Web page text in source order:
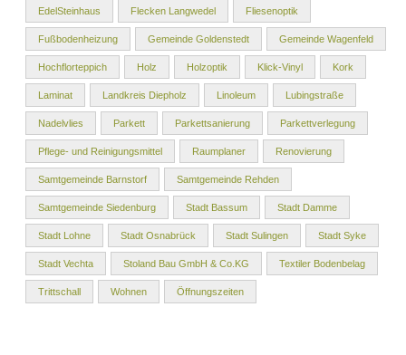
EdelSteinhaus Flecken Langwedel Fliesenoptik
Fußbodenheizung Gemeinde Goldenstedt Gemeinde Wagenfeld
Hochflorteppich Holz Holzoptik Klick-Vinyl Kork
Laminat Landkreis Diepholz Linoleum Lubingstraße
Nadelvlies Parkett Parkettsanierung Parkettverlegung
Pflege- und Reinigungsmittel Raumplaner Renovierung
Samtgemeinde Barnstorf Samtgemeinde Rehden
Samtgemeinde Siedenburg Stadt Bassum Stadt Damme
Stadt Lohne Stadt Osnabrück Stadt Sulingen Stadt Syke
Stadt Vechta Stoland Bau GmbH & Co.KG Textiler Bodenbelag
Trittschall Wohnen Öffnungszeiten